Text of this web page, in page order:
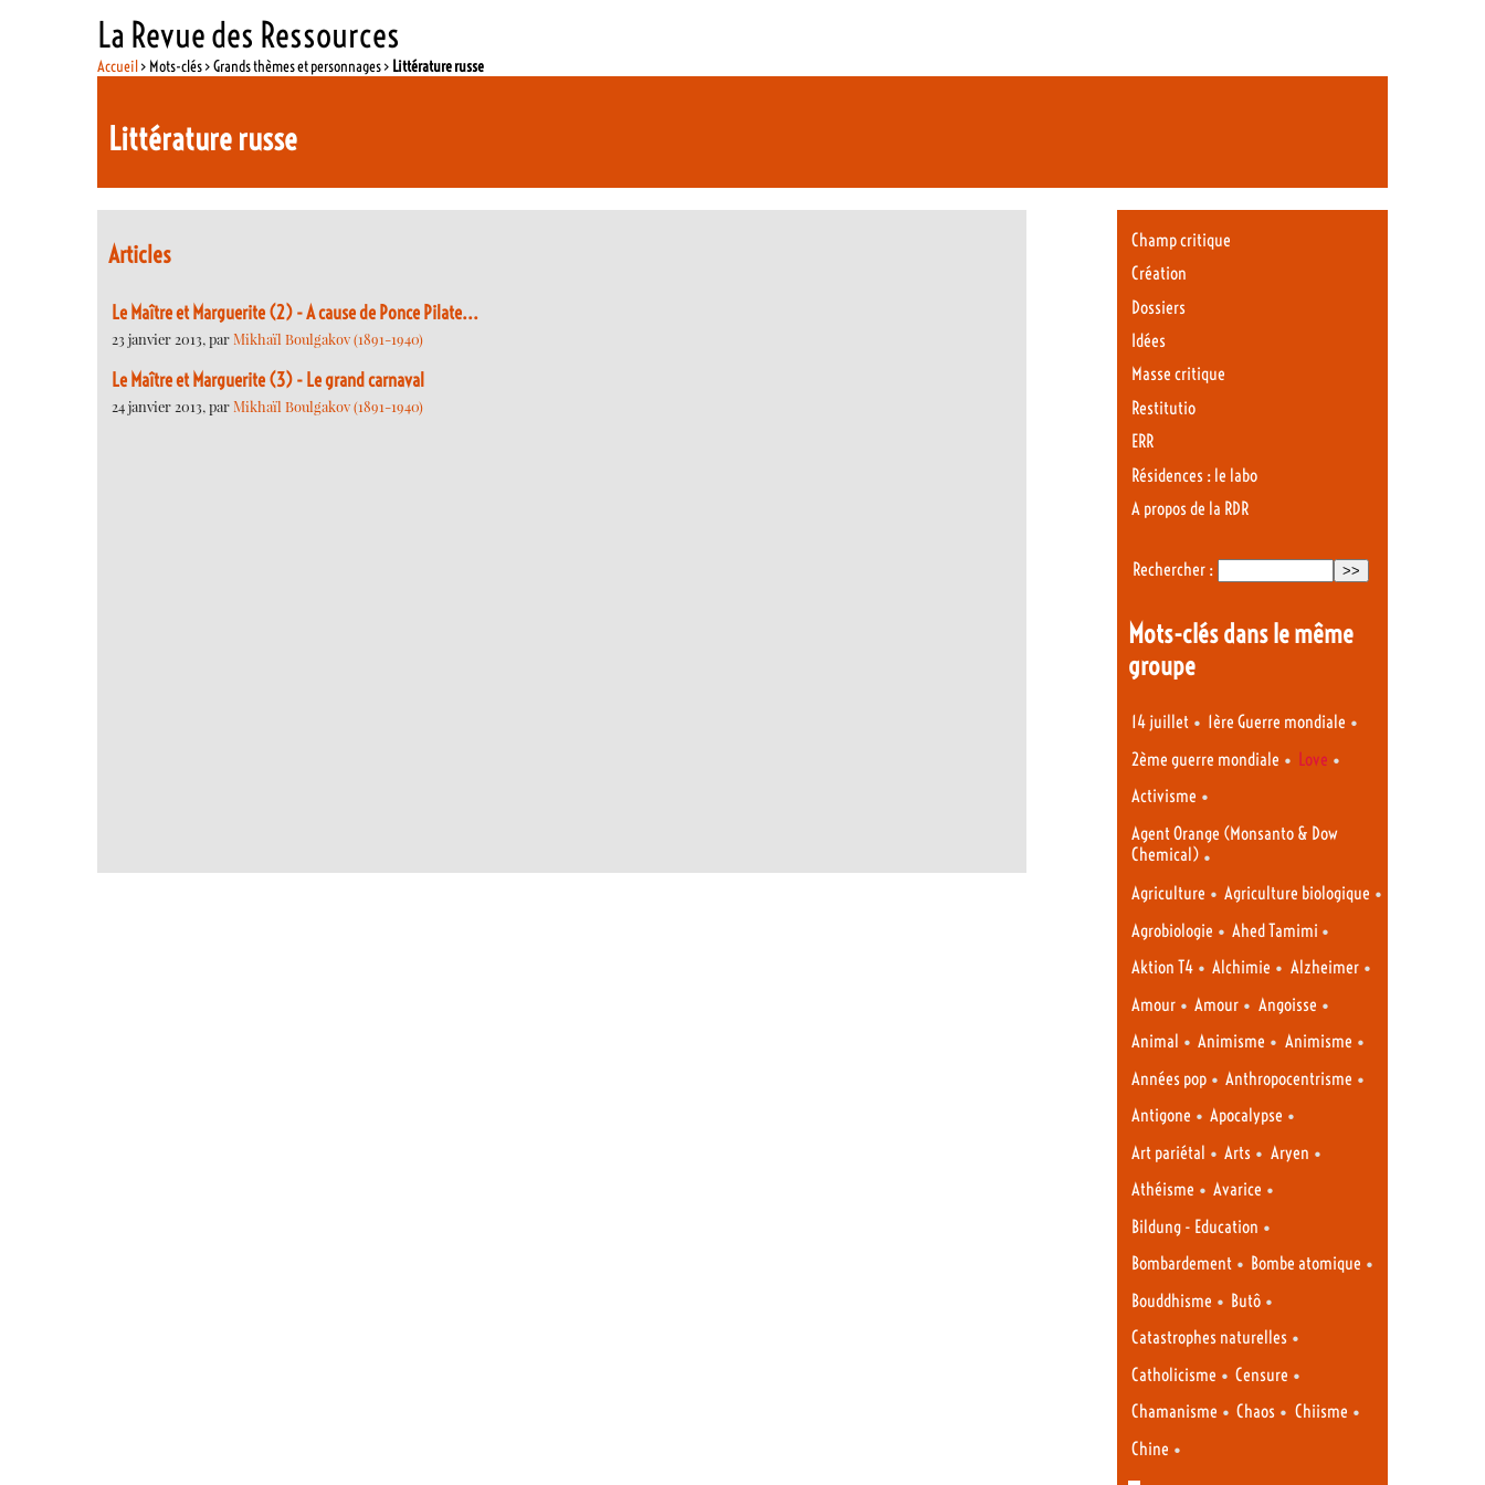
La Revue des Ressources
Accueil> Mots-clés > Grands thèmes et personnages > Littérature russe
Littérature russe
Articles
Le Maître et Marguerite (2) - A cause de Ponce Pilate...
23 janvier 2013, parMikhaïl Boulgakov (1891-1940)
Le Maître et Marguerite (3) - Le grand carnaval
24 janvier 2013, parMikhaïl Boulgakov (1891-1940)
Champ critique
Création
Dossiers
Idées
Masse critique
Restitutio
ERR
Résidences : le labo
A propos de la RDR
Rechercher :
Mots-clés dans le même
groupe
14 juillet • 1ère Guerre mondiale •
2ème guerre mondiale • Love •
Activisme •
Agent Orange (Monsanto & Dow
Chemical) •
Agriculture • Agriculture biologique •
Agrobiologie • Ahed Tamimi •
Aktion T4 • Alchimie • Alzheimer•
Amour • Amour • Angoisse •
Animal • Animisme • Animisme •
Années pop • Anthropocentrisme •
Antigone • Apocalypse •
Art pariétal • Arts • Aryen •
Athéisme • Avarice •
Bildung - Education •
Bombardement • Bombe atomique •
Bouddhisme • Butô •
Catastrophes naturelles •
Catholicisme • Censure •
Chamanisme • Chaos • Chiisme •
Chine •